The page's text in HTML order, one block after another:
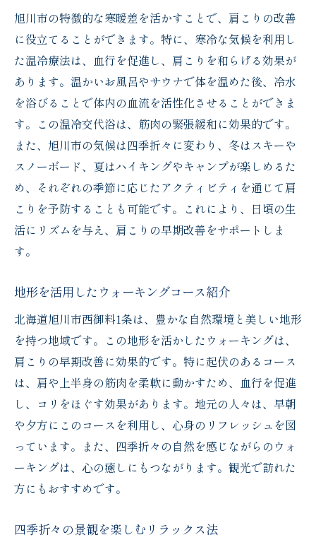
肩こりに効く朝のストレッチルーチン
北海道旭川市西御料の独自療法で肩こりにアプ
ローチ
地域の伝統療法に基づく肩こり対策
地元のハーブを使ったセルフケア法
旭川市ならではのマッサージ技術
地域のエネルギーを利用したヒーリング
独自の温熱療法で肩を温める
肩こりに効く気功法の紹介
肩こり改善に必須の地元資源を活用したリラッ
地元の自然を感じるリラクゼーション法
旭川の森林浴で心も身体もリフレッシュ
地域の温泉で得られるリラクゼーション効
果
地元産の精油を用いたアロマテラピー
地域のアーティストによる音楽療法
地元コミュニティとの交流でストレス解消
肩こりを根本から解消するための北海道旭川市
西御料での取り組み
地域連携による肩こり改善プロジェクト
地元の専門家による講座やワークショップ
旭川市の特徴的な寒暖差を活かすことで、肩こりの改善
に役立てることができます。特に、寒冷な気候を利用し
た温冷療法は、血行を促進し、肩こりを和らげる効果が
あります。温かいお風呂やサウナで体を温めた後、冷水
を浴びることで体内の血流を活性化させることができま
す。この温冷交代浴は、筋肉の緊張緩和に効果的です。
また、旭川市の気候は四季折々に変わり、冬はスキーや
スノーボード、夏はハイキングやキャンプが楽しめるた
め、それぞれの季節に応じたアクティビティを通じて肩
こりを予防することも可能です。これにより、日頃の生
活にリズムを与え、肩こりの早期改善をサポートしま
す。
地形を活用したウォーキングコース紹介
北海道旭川市西御料1条は、豊かな自然環境と美しい地形
を持つ地域です。この地形を活かしたウォーキングは、
肩こりの早期改善に効果的です。特に起伏のあるコース
は、肩や上半身の筋肉を柔軟に動かすため、血行を促進
し、コリをほぐす効果があります。地元の人々は、早朝
や夕方にこのコースを利用し、心身のリフレッシュを図
っています。また、四季折々の自然を感じながらのウォ
ーキングは、心の癒しにもつながります。観光で訪れた
方にもおすすめです。
四季折々の景観を楽しむリラックス法